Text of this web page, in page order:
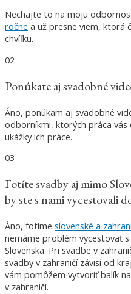
Nechajte to na moju
ročne a už presne viem, ktorá
chvíľku.
02
Ponúkate aj svadobné
Áno, ponúkam aj svadobné
odborníkmi, ktorých práca vás
ukážky ich práce.
03
Fotíte svadby aj mimo
by ste s nami vycestovali
Áno, fotíme slovenské a
nemáme problém vycestovať
Slovenska. Pri svadbe v
svadby v zahraničí závisí od
vám pomôžem vytvoriť balík
v zahraničí.